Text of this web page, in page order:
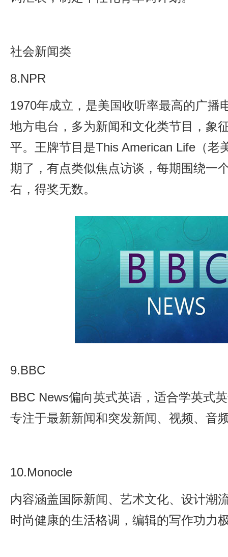
社会新闻类
8.NPR
1970年成立，是美国收听率最高的广播
地方电台，多为新闻和文化类节目，象
平。王牌节目是This American Life（老
期了，有点类似焦点访谈，每期围绕一
右，得奖无数。
9.BBC
BBC News偏向英式英语，适合学英式
专注于最新新闻和突发新闻、视频、音
10.Monocle
内容涵盖国际新闻、艺术文化、设计潮
时尚健康的生活格调，编辑的写作功力